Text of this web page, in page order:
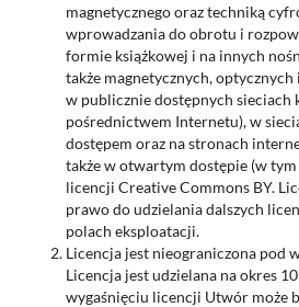
magnetycznego oraz techniką
wprowadzania do obrotu i
formie książkowej i na innych
także magnetycznych,
w publicznie dostępnych sieciach
pośrednictwem Internetu), w
dostępem oraz na stronach
także w otwartym dostępie (w tym
licencji Creative Commons BY.
prawo do udzielania dalszych
polach eksploatacji.
Licencja jest nieograniczona pod
Licencja jest udzielana na okres
wygaśnięciu licencji Utwór może